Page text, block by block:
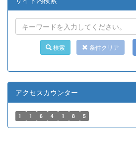
検索 条件クリア
アクセスカウンター
1 1 6 4 1 8 5